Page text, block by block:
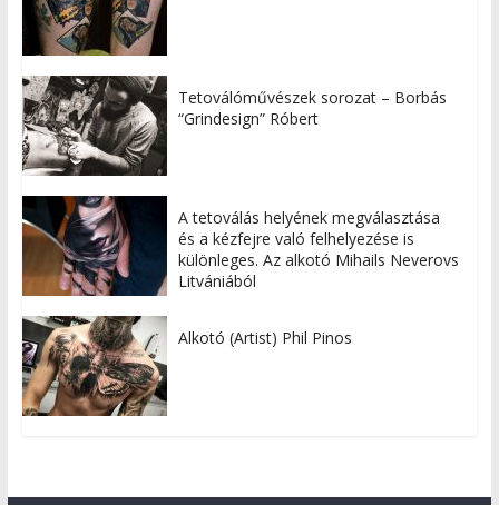
Tetoválóművészek sorozat – Borbás
“Grindesign” Róbert
A tetoválás helyének megválasztása
és a kézfejre való felhelyezése is
különleges. Az alkotó Mihails Neverovs
Litvániából
Alkotó (Artist) Phil Pinos